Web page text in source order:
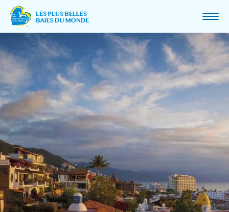
MOT DU PRÉSIDENT
QUI SOMMES-NOUS ET HISTORIQUE
MISSION ET VALEURS
CHARTE
PROJETS ET PARTENARIAT
BAIES MEMBRES
DEVENIR MEMBRE
CONGRÈS